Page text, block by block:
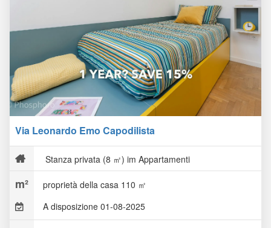
Via Leonardo Emo Capodilista
Stanza privata (8 ㎡) im Appartamenti
proprietà della casa 110 ㎡
A disposizione 01-08-2025